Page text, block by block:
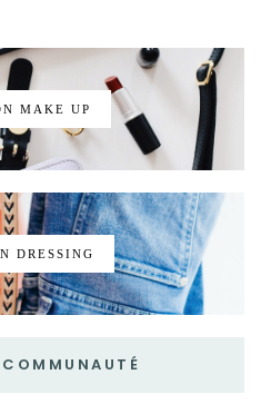
MAKE UP
DRESSING